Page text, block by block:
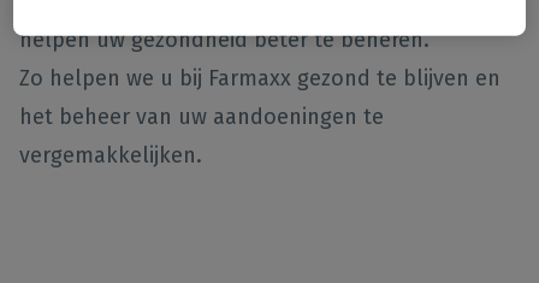
helpen uw gezondheid beter te beheren.
Zo helpen we u bij Farmaxx gezond te blijven en
het beheer van uw aandoeningen te
vergemakkelijken.